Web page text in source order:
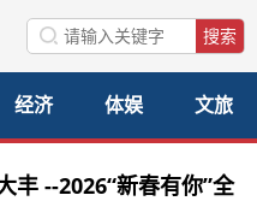
经济 体娱 文旅
访谈
丰 --2026“新春有你”全